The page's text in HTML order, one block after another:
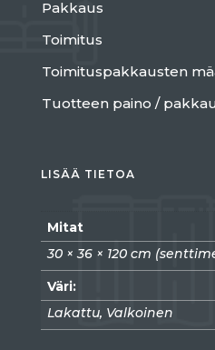
Pakkaus
Toimitus
Toimituspakkausten
Tuotteen paino /
LISÄÄ TIETOA
Mitat
30 × 36 × 120 cm
Väri:
Lakattu, Valkoinen